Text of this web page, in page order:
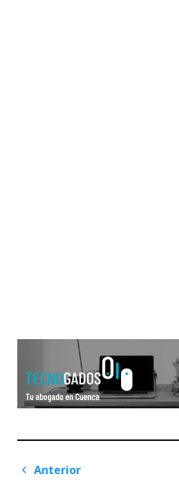
Navegación
Anterior